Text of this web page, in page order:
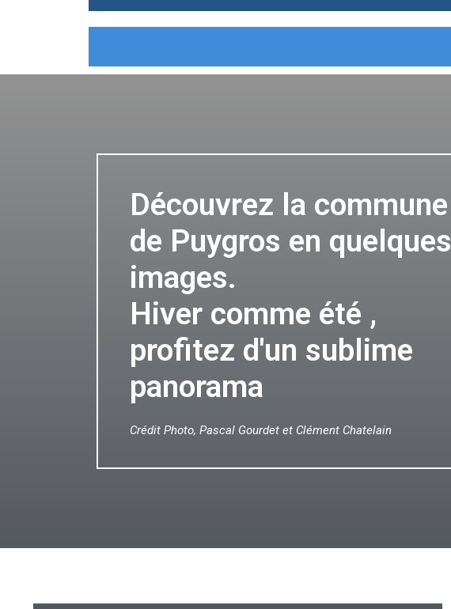
Découvrez la commune
de Puygros en quelques
images.
Hiver comme été ,
profitez d'un sublime
panorama
Crédit Photo, Pascal Gourdet et Clément Chatelain